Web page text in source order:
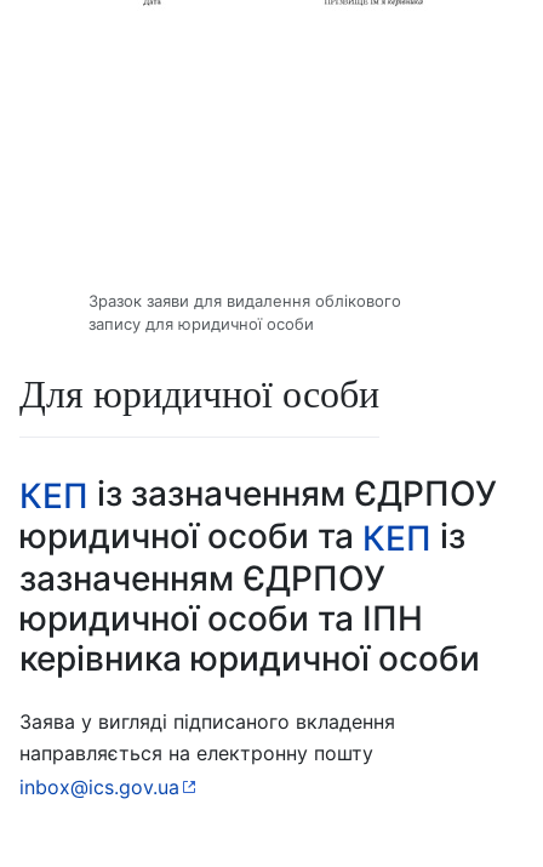
Зразок заяви для видалення облікового
запису для юридичної особи
Для юридичної особи
КЕП із зазначенням ЄДРПОУ
юридичної особи та КЕП із
зазначенням ЄДРПОУ
юридичної особи та ІПН
керівника юридичної особи
Заява у вигляді підписаного вкладення
направляється на електронну пошту
inbox@ics.gov.ua